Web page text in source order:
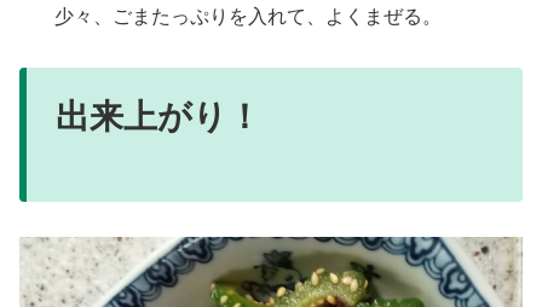
少々、ごまたっぷりを入れて、よくまぜる。
出来上がり！